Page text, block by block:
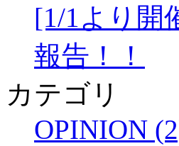
[1/1より開
報告！！
カテゴリ
OPINION